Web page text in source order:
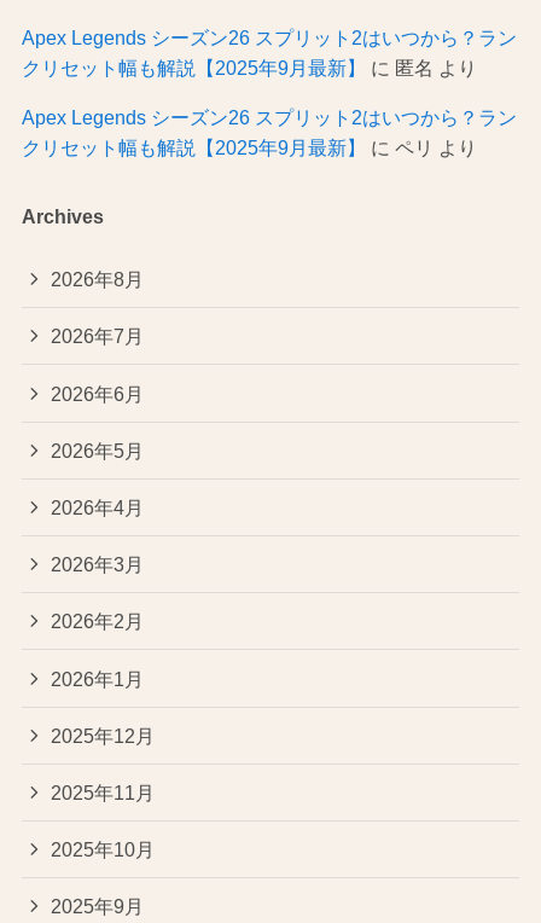
Apex Legends シーズン26 スプリット2はいつから？ラン
クリセット幅も解説【2025年9月最新】
に 匿名 より
Apex Legends シーズン26 スプリット2はいつから？ラン
クリセット幅も解説【2025年9月最新】
に ペリ より
Archives
2026年8月
2026年7月
2026年6月
2026年5月
2026年4月
2026年3月
2026年2月
2026年1月
2025年12月
2025年11月
2025年10月
2025年9月